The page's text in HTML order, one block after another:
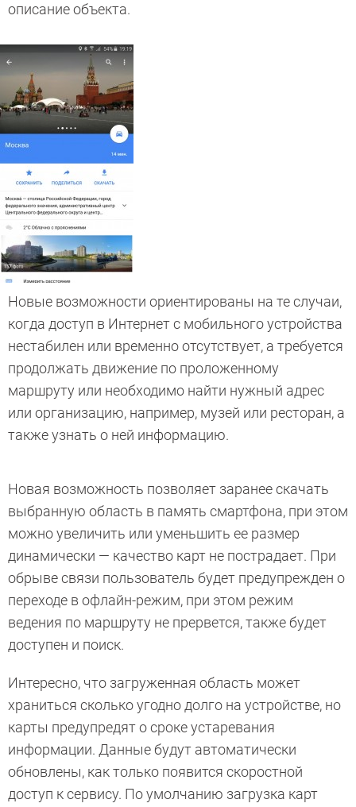
описание объекта.
Новые возможности ориентированы на те случаи,
когда доступ в Интернет с мобильного устройства
нестабилен или временно отсутствует, а требуется
продолжать движение по проложенному
маршруту или необходимо найти нужный адрес
или организацию, например, музей или ресторан, а
также узнать о ней информацию.
Новая возможность позволяет заранее скачать
выбранную область в память смартфона, при этом
можно увеличить или уменьшить ее размер
динамически — качество карт не пострадает. При
обрыве связи пользователь будет предупрежден о
переходе в офлайн-режим, при этом режим
ведения по маршруту не прервется, также будет
доступен и поиск.
Интересно, что загруженная область может
храниться сколько угодно долго на устройстве, но
карты предупредят о сроке устаревания
информации. Данные будут автоматически
обновлены, как только появится скоростной
доступ к сервису. По умолчанию загрузка карт